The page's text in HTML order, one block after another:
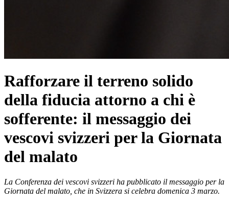
Rafforzare il terreno solido
della fiducia attorno a chi è
sofferente: il messaggio dei
vescovi svizzeri per la Giornata
del malato
La Conferenza dei vescovi svizzeri ha pubblicato il messaggio per la
Giornata del malato, che in Svizzera si celebra domenica 3 marzo.